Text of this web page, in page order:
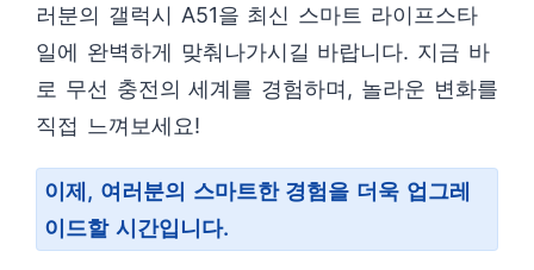
러분의 갤럭시 A51을 최신 스마트 라이프스타
일에 완벽하게 맞춰나가시길 바랍니다. 지금 바
로 무선 충전의 세계를 경험하며, 놀라운 변화를
직접 느껴보세요!
이제, 여러분의 스마트한 경험을 더욱 업그레
이드할 시간입니다.